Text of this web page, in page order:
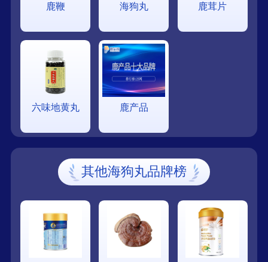
鹿鞭 海狗丸 鹿茸片
六味地黄丸 鹿产品
其他海狗丸品牌榜